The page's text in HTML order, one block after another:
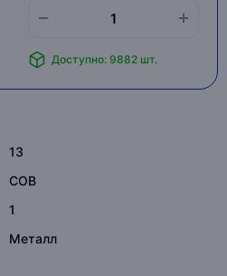
Доступно: 9882 шт.
13
COB
1
Металл